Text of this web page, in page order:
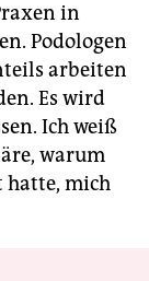
in
Podologen
arbeiten
Es wird
Ich weiß
warum
hatte, mich